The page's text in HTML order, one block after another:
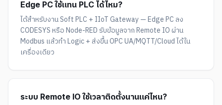
Edge PC ใช้แทน PLC ได้ไหม?
ได้สำหรับงาน Soft PLC + IIoT Gateway — Edge PC ลง
CODESYS หรือ Node-RED รับข้อมูลจาก Remote IO ผ่าน
Modbus แล้วทำ Logic + ส่งขึ้น OPC UA/MQTT/Cloud ได้ใน
เครื่องเดียว
ระบบ Remote IO ใช้เวลาติดตั้งนานแค่ไหน?